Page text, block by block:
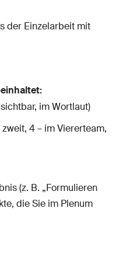
der Einzelarbeit mit
im Wortlaut)
zweit, 4 – im Viererteam,
(z. B. „Formulieren
die Sie im Plenum